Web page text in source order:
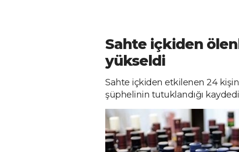
Sahte içkiden
yükseldi
Sahte içkiden etkilenen 24
şüphelinin tutuklandığı